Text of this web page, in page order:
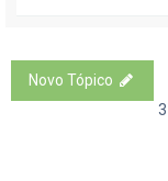
Novo Tópico